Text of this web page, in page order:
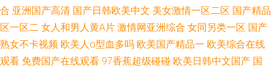
合 亚洲国产高清 国产日韩欧美中文 美女激情一区二区 国产精品
区一区二 女人和男人黄A片 激情网亚洲综合 女同另类一区 国产
熟女不卡视频 欧美人o型血多吗 欧美国产精品一 欧美综合在线
观看 免费国产在线观看 97香蕉超级碰碰 欧美日韩中文国产 国